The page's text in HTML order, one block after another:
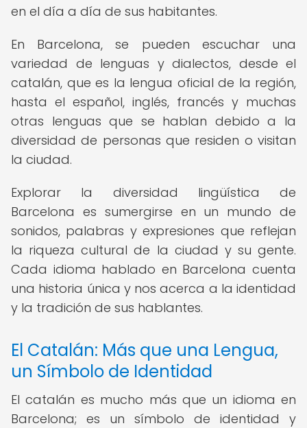
en el día a día de sus habitantes.
En Barcelona, se pueden escuchar una
variedad de lenguas y dialectos, desde el
catalán, que es la lengua oficial de la región,
hasta el español, inglés, francés y muchas
otras lenguas que se hablan debido a la
diversidad de personas que residen o visitan
la ciudad.
Explorar la diversidad lingüística de
Barcelona es sumergirse en un mundo de
sonidos, palabras y expresiones que reflejan
la riqueza cultural de la ciudad y su gente.
Cada idioma hablado en Barcelona cuenta
una historia única y nos acerca a la identidad
y la tradición de sus hablantes.
El Catalán: Más que una Lengua,
un Símbolo de Identidad
El catalán es mucho más que un idioma en
Barcelona; es un símbolo de identidad y